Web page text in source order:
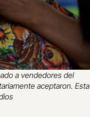
a vendedores del
aceptaron. Esta